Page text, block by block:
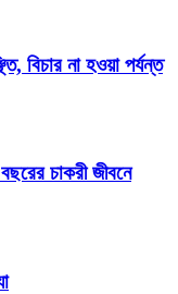
বিচার না হওয়া পর্যন্ত
চাকরী জীবনে